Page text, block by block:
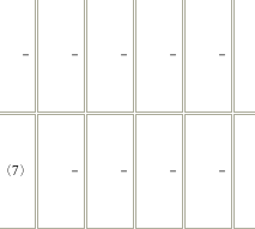
－ － － － －
〈7〉 － － － －